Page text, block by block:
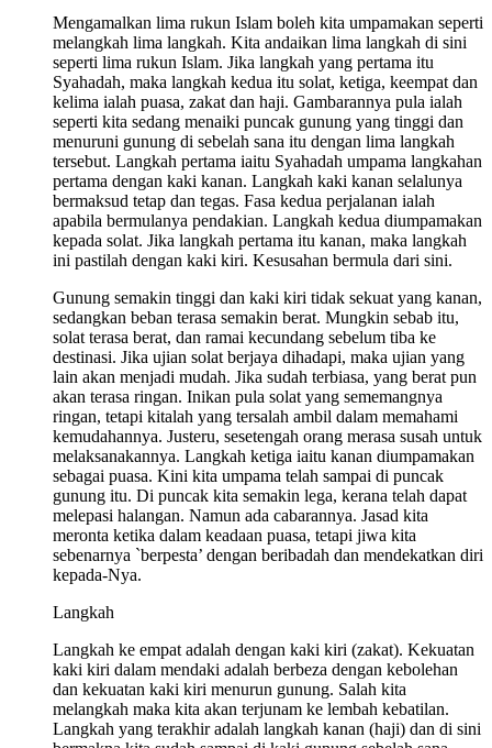
Mengamalkan lima rukun Islam boleh kita umpamakan seperti
melangkah lima langkah. Kita andaikan lima langkah di sini
seperti lima rukun Islam. Jika langkah yang pertama itu
Syahadah, maka langkah kedua itu solat, ketiga, keempat dan
kelima ialah puasa, zakat dan haji. Gambarannya pula ialah
seperti kita sedang menaiki puncak gunung yang tinggi dan
menuruni gunung di sebelah sana itu dengan lima langkah
tersebut. Langkah pertama iaitu Syahadah umpama langkahan
pertama dengan kaki kanan. Langkah kaki kanan selalunya
bermaksud tetap dan tegas. Fasa kedua perjalanan ialah
apabila bermulanya pendakian. Langkah kedua diumpamakan
kepada solat. Jika langkah pertama itu kanan, maka langkah
ini pastilah dengan kaki kiri. Kesusahan bermula dari sini.
Gunung semakin tinggi dan kaki kiri tidak sekuat yang kanan,
sedangkan beban terasa semakin berat. Mungkin sebab itu,
solat terasa berat, dan ramai kecundang sebelum tiba ke
destinasi. Jika ujian solat berjaya dihadapi, maka ujian yang
lain akan menjadi mudah. Jika sudah terbiasa, yang berat pun
akan terasa ringan. Inikan pula solat yang sememangnya
ringan, tetapi kitalah yang tersalah ambil dalam memahami
kemudahannya. Justeru, sesetengah orang merasa susah untuk
melaksanakannya. Langkah ketiga iaitu kanan diumpamakan
sebagai puasa. Kini kita umpama telah sampai di puncak
gunung itu. Di puncak kita semakin lega, kerana telah dapat
melepasi halangan. Namun ada cabarannya. Jasad kita
meronta ketika dalam keadaan puasa, tetapi jiwa kita
sebenarnya `berpesta’ dengan beribadah dan mendekatkan diri
kepada-Nya.
Langkah
Langkah ke empat adalah dengan kaki kiri (zakat). Kekuatan
kaki kiri dalam mendaki adalah berbeza dengan kebolehan
dan kekuatan kaki kiri menurun gunung. Salah kita
melangkah maka kita akan terjunam ke lembah kebatilan.
Langkah yang terakhir adalah langkah kanan (haji) dan di sini